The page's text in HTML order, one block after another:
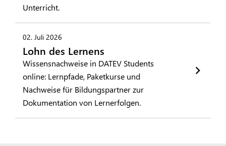
Unterricht.
02. Juli 2026
Lohn des Lernens
Wissensnachweise in DATEV Students
online: Lernpfade, Paketkurse und
Nachweise für Bildungspartner zur
Dokumentation von Lernerfolgen.